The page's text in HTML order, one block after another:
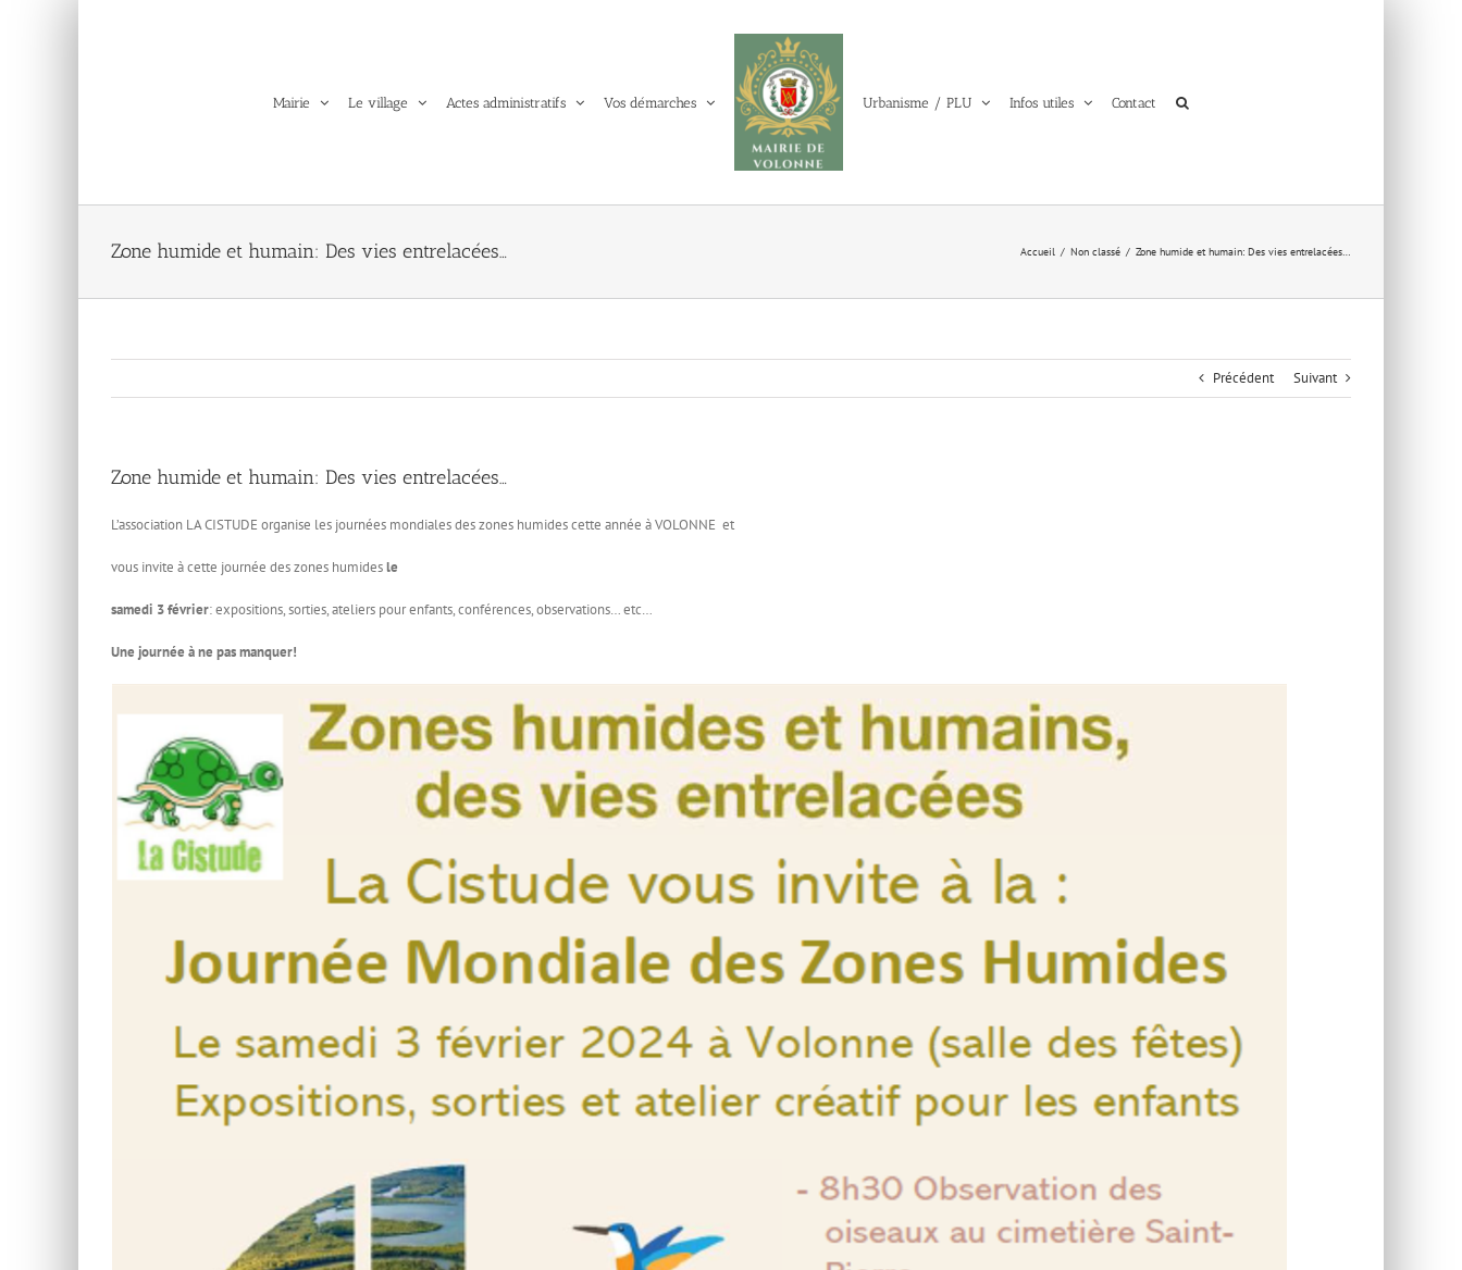
Mairie Le village Actes administratifs Vos démarches Urbanisme / PLU Infos utiles Contact
Zone humide et humain: Des vies entrelacées… Accueil Non classé Zone humide et humain: Des vies entrelacées…
Précédent Suivant
Zone humide et humain: Des vies entrelacées…
L’association LA CISTUDE organise les journées mondiales des zones humides cette année à VOLONNE et
vous invite à cette journée des zones humidesle
samedi 3 février: expositions, sorties, ateliers pour enfants, conférences, observations… etc…
Une journée à ne pas manquer!